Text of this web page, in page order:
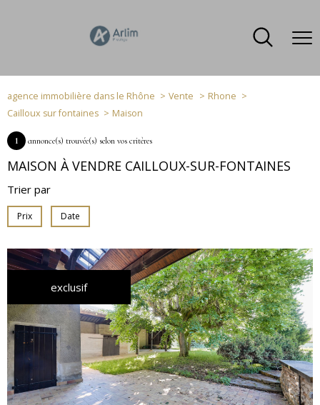
agence immobilière dans le Rhône Vente
Rhone
Cailloux sur fontaines
Maison
1 annonce(s) trouvée(s) selon vos critères
MAISON À VENDRE CAILLOUX-SUR-FONTAINES
Trier par
Prix Date
exclusif